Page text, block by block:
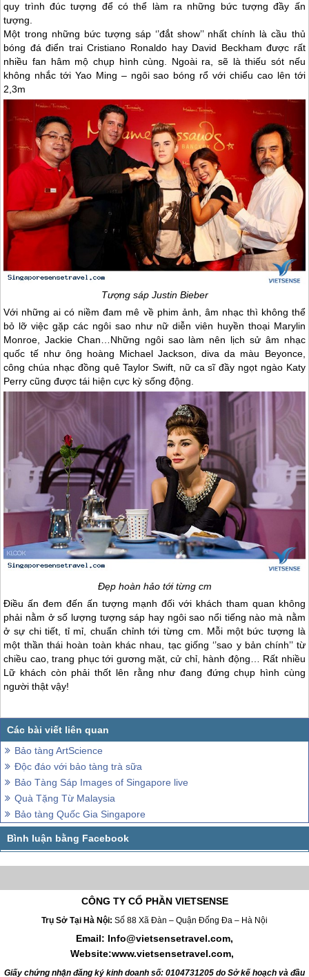
quy trình đúc tượng để có thể làm ra những bức tượng đầy ấn
tượng.
Một trong những bức tượng sáp ‘’đắt show’’ nhất chính là cầu thủ
bóng đá điển trai Cristiano Ronaldo hay David Beckham được rất
nhiều fan hâm mộ chụp hình cùng. Ngoài ra, sẽ là thiếu sót nếu
không nhắc tới Yao Ming – ngôi sao bóng rổ với chiểu cao lên tới
2,3m
Tượng sáp Justin Bieber
Với những ai có niềm đam mê về phim ảnh, âm nhạc thì không thể
bỏ lỡ việc gặp các ngôi sao như nữ diễn viên huyền thoại Marylin
Monroe, Jackie Chan…Những ngôi sao làm nên lịch sử âm nhạc
quốc tế như ông hoàng Michael Jackson, diva da màu Beyonce,
công chúa nhạc đồng quê Taylor Swift, nữ ca sĩ đầy ngọt ngào Katy
Perry cũng được tái hiện cực kỳ sống động.
Đẹp hoàn hảo tới từng cm
Điều ấn đem đến ấn tượng mạnh đối với khách tham quan không
phải nằm ở số lượng tượng sáp hay ngôi sao nổi tiếng nào mà nằm
ở sự chi tiết, tỉ mỉ, chuẩn chỉnh tới từng cm. Mỗi một bức tượng là
một thần thái hoàn toàn khác nhau, tạc giống ‘’sao y bản chính’’ từ
chiều cao, trang phục tới gương mặt, cử chỉ, hành động… Rất nhiều
Lữ khách còn phải thốt lên rằng như đang đứng chụp hình cùng
người thật vậy!
Bảo tàng ArtScience
Độc đáo với bảo tàng trà sữa
Bảo Tàng Sáp Images of Singapore live
Quà Tặng Từ Malaysia
Bảo tàng Quốc Gia Singapore
CÔNG TY CỔ PHẦN VIETSENSE
Trụ Sở Tại Hà Nội: Số 88 Xã Đàn – Quận Đống Đa – Hà Nội
Email: Info@vietsensetravel.com,
Website:www.vietsensetravel.com,
Giấy chứng nhận đăng ký kinh doanh số: 0104731205 do Sở kế hoạch và đầu